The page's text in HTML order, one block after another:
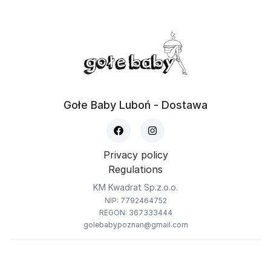
Gołe Baby Luboń - Dostawa
Privacy policy
Regulations
KM Kwadrat Sp.z.o.o.
NIP: 7792464752
REGON: 367333444
golebabypoznan@gmail.com